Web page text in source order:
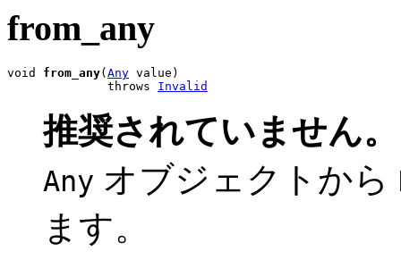
from_any
void from_any( Any value)
              throws
Invalid
推奨されていません。
Any オブジェクトから
ます。